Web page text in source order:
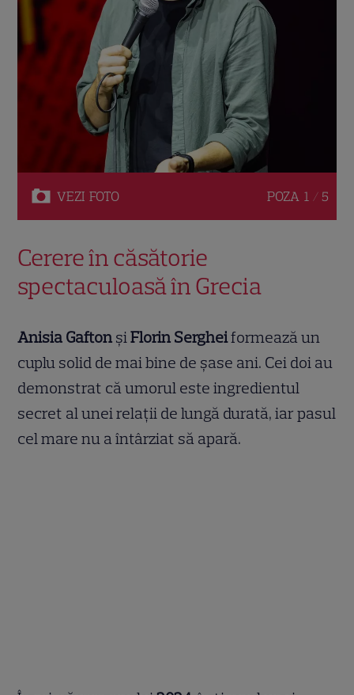
VEZI FOTO POZA 1 / 5
Cerere în căsătorie
spectaculoasă în Grecia
Anisia Gafton șiFlorin Sergheiformează un
cuplu solid de mai bine de șase ani. Cei doi au
demonstrat că umorul este ingredientul
secret al unei relații de lungă durată, iar pasul
cel mare nu a întârziat să apară.